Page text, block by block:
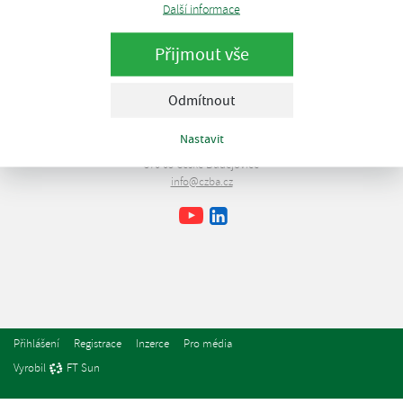
Další informace
Přijmout vše
Odmítnout
Nastavit
Lipová 1789/9
370 05 České Budějovice
info@czba.cz
Facebook
Youtube
Přihlášení Registrace Inzerce
Pro média
Vyrobil
FT Sun